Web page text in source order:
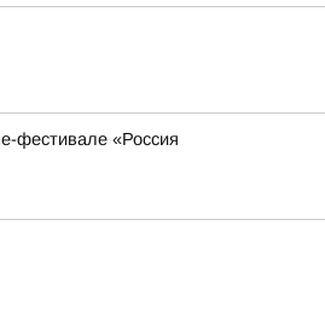
фестивале «Россия